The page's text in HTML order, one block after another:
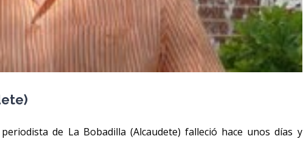
de La Bobadilla (Alcaudete) falleció hace unos días y